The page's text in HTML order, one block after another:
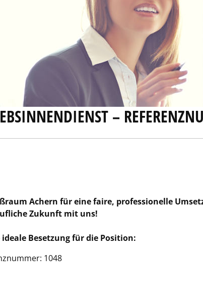
–
Achern für eine faire, professionelle
Zukunft mit uns!
Besetzung für die Position:
1048